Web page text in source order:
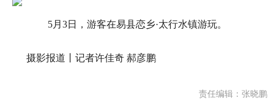
5月3日，游客在易县恋乡·太行水镇游玩。
摄影报道丨记者许佳奇 郝彦鹏
责任编辑：张晓鹏